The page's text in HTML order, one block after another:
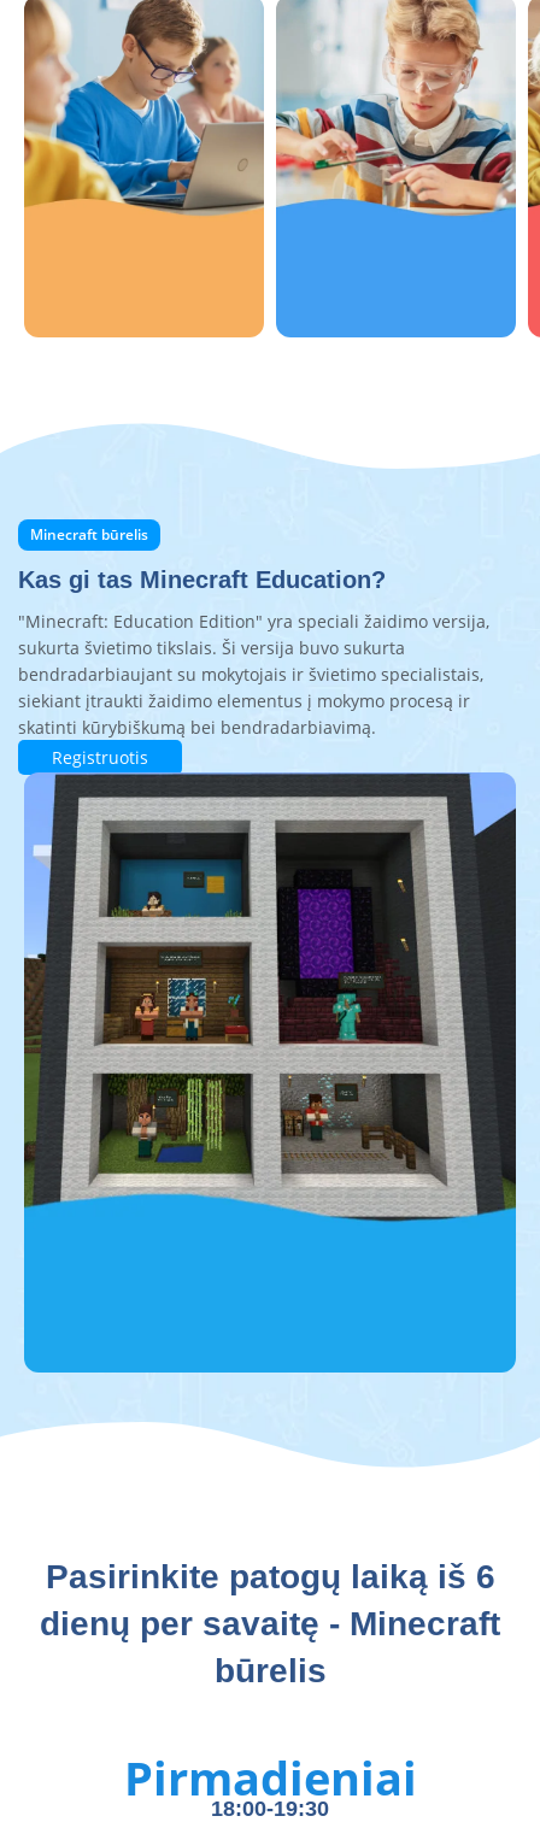
Galvosime kaip išspręsti
iškilusias užduotis
vaizduotę, nes tikime, jog
Minecraft būrelis
Kas gi tas Minecraft Education?
"Minecraft: Education Edition" yra speciali žaidimo versija,
sukurta švietimo tikslais. Ši versija buvo sukurta
bendradarbiaujant su mokytojais ir švietimo specialistais,
siekiant įtraukti žaidimo elementus į mokymo procesą ir
skatinti kūrybiškumą bei bendradarbiavimą.
Registruotis
Statysime ir kursime
Pasirinkite patogų laiką iš 6
dienų per savaitę - Minecraft
būrelis
Pirmadieniai
18:00-19:30